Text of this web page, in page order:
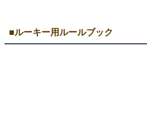
■ルーキー用ルールブック